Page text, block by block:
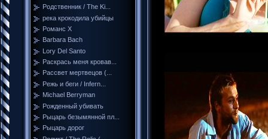
Родственник / The Ki...
река крокодила убийцы
Романс Х
Barbara Bach
Lory Del Santo
Раскрась меня кровав...
Рассвет мертвецов (...
Режь и беги / Infern...
Michael Berryman
Рожденный убивать
Рыцарь безымянной пл...
Рыцарь дорог